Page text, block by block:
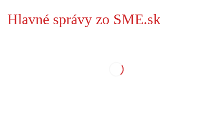
Hlavné správy zo SME.sk